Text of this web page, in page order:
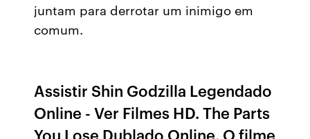
juntam para derrotar um inimigo em
comum.
Assistir Shin Godzilla Legendado
Online - Ver Filmes HD. The Parts
You Lose Dublado Online. O filme